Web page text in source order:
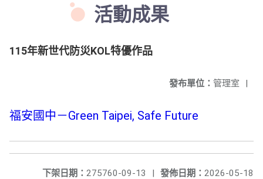
活動成果
115年新世代防災KOL特優作品
發布單位： 管理室 |
福安國中－Green Taipei, Safe Future
發佈日期： 2026-05-18
下架日期： 275760-09-13
|